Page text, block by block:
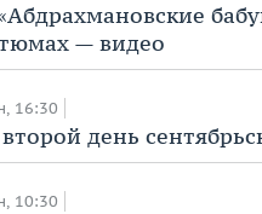
— видео
16:30
день
10:30